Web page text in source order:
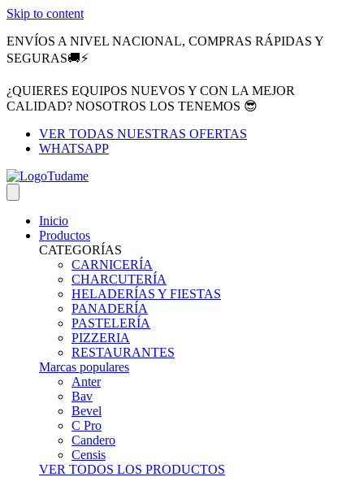
Skip to content
ENVÍOS A NIVEL NACIONAL, COMPRAS RÁPIDAS Y
SEGURAS🚚⚡
¿QUIERES EQUIPOS NUEVOS Y CON LA MEJOR
CALIDAD? NOSOTROS LOS TENEMOS 😎
VER TODAS NUESTRAS OFERTAS
WHATSAPP
Inicio
Productos
CATEGORÍAS
CARNICERÍA
CHARCUTERÍA
HELADERÍAS Y FIESTAS
PANADERÍA
PASTELERÍA
PIZZERIA
RESTAURANTES
Marcas populares
Anter
Bav
Bevel
C Pro
Candero
Censis
VER TODOS LOS PRODUCTOS